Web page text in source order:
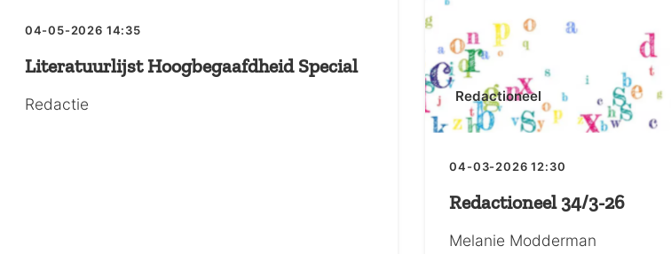
Literatuurlijst Hoogbegaafdheid Special
04-05-2026 14:35
Redactie
Redactioneel 34/3-26
04-03-2026 12:30
Melanie Modderman
Redactioneel